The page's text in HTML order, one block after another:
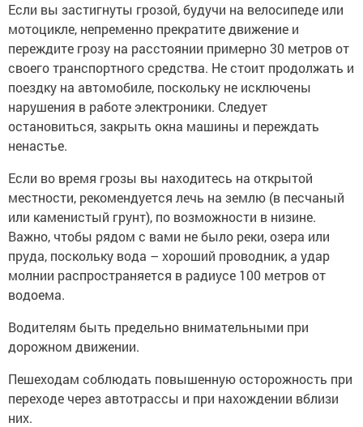
Если вы застигнуты грозой, будучи на велосипеде или
мотоцикле, непременно прекратите движение и
переждите грозу на расстоянии примерно 30 метров от
своего транспортного средства. Не стоит продолжать и
поездку на автомобиле, поскольку не исключены
нарушения в работе электроники. Следует
остановиться, закрыть окна машины и переждать
ненастье.
Если во время грозы вы находитесь на открытой
местности, рекомендуется лечь на землю (в песчаный
или каменистый грунт), по возможности в низине.
Важно, чтобы рядом с вами не было реки, озера или
пруда, поскольку вода – хороший проводник, а удар
молнии распространяется в радиусе 100 метров от
водоема.
Водителям быть предельно внимательными при
дорожном движении.
Пешеходам соблюдать повышенную осторожность при
переходе через автотрассы и при нахождении вблизи
них.